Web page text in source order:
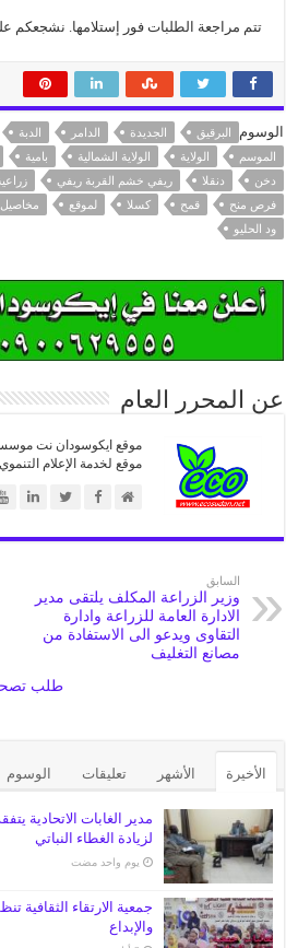
تتم مراجعة الطلبات فور إستلامها. نشجعكم
الوسوم البرقيق الجديدة الدامر الدبة
الموسم
الولاية الولاية الشمالية بامية
دخن
دنقلا ريفي خشم القربة ريفي
فرص منح
قمح كسلا لموقع مخاصيل
ود الحليو
عن المحرر العام
موقع ايكوسودان نت
موقع لخدمة الإعلام
السابق
وزير الزراعة المكلف يلتقى مدير
الادارة العامة للزراعة وادارة
التقاوى ويدعو الى الاستفادة من
مصانع التغليف
طلب
الأخيرة الأشهر تعليقات الوسوم
مدير الغابات الاتحادية
لزيادة الغطاء النباتي
‏يوم واحد مضت
جمعية الارتقاء الثقافية
والإبداع